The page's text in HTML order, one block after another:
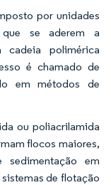
por unidades
que se aderem a
cadeia polimérica
é chamado de
em métodos de
ou poliacrilamida
flocos maiores,
em
de flotação